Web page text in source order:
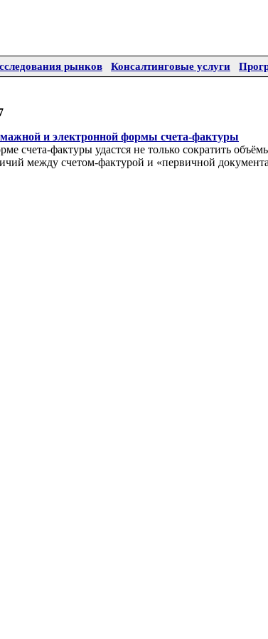
рынков Консалтинговые услуги
и электронной формы счета-фактуры
счета-фактуры удастся не только сократить
между счетом-фактурой и «первичной